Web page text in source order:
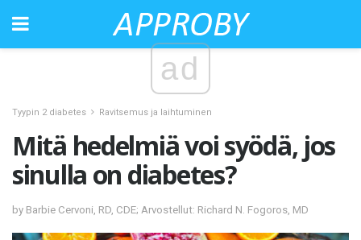
ad
Tyypin 2 diabetes Ravitsemus ja laihtuminen
Mitä hedelmiä voi syödä, jos
sinulla on diabetes?
by Barbie Cervoni, RD, CDE; Arvostellut: Richard N. Fogoros, MD